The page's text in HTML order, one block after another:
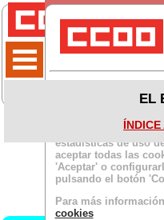
Política de cookies
Este sitio usa
facilitar la
estadísticas de uso
aceptar todas las
'Aceptar' o
pulsando el botón
Para más
cookies
EL